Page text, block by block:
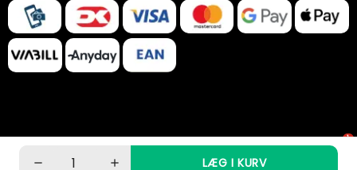
LÆG I KURV
1